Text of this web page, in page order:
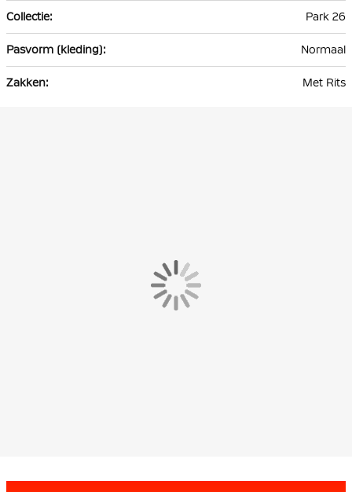
Park 26
Normaal
Met Rits